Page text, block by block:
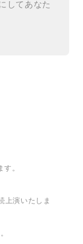
してあなた
。
上演いたしま